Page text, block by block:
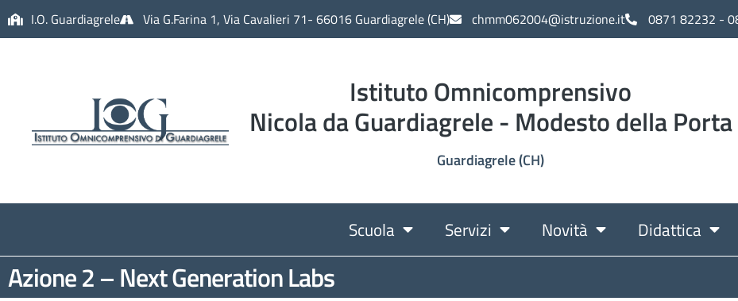
I.O. Guardiagrele Via G.Farina 1, Via Cavalieri 71- 66016 Guardiagrele (CH) chmm062004@istruzione.it 0871 82232 -
Istituto Omnicomprensivo
Nicola da Guardiagrele - Modesto della Porta
Guardiagrele (CH)
Scuola Servizi Novità Didattica
Azione 2 – Next Generation Labs